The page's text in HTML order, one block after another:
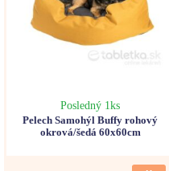
Posledný 1ks
Pelech Samohýl Buffy rohový
okrová/šedá 60x60cm